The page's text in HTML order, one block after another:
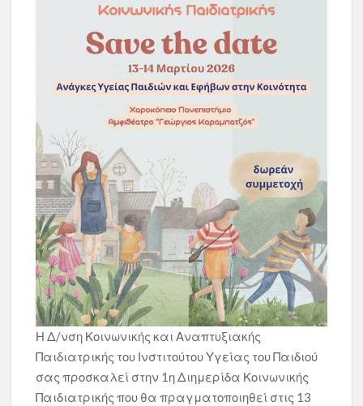
Η Δ/νση Κοινωνικής και Αναπτυξιακής
Παιδιατρικής του Ινστιτούτου Υγείας του Παιδιού
σας προσκαλεί στην 1η Διημερίδα Κοινωνικής
Παιδιατρικής που θα πραγματοποιηθεί στις 13